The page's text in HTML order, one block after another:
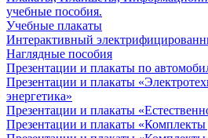
учебные пособия.
Учебные плакаты
Интерактивный
Наглядные пособия
Презентации и плакаты по
Презентации и плакаты
энергетика»
Презентации и плакаты
Презентации и плакаты